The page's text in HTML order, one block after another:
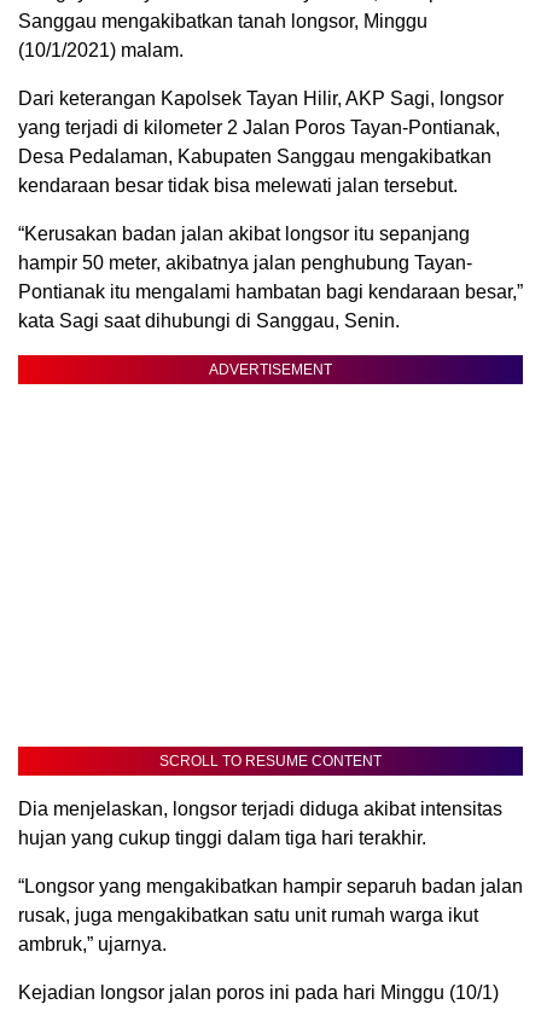
Sanggau mengakibatkan tanah longsor, Minggu
(10/1/2021) malam.
Dari keterangan Kapolsek Tayan Hilir, AKP Sagi, longsor
yang terjadi di kilometer 2 Jalan Poros Tayan-Pontianak,
Desa Pedalaman, Kabupaten Sanggau mengakibatkan
kendaraan besar tidak bisa melewati jalan tersebut.
“Kerusakan badan jalan akibat longsor itu sepanjang
hampir 50 meter, akibatnya jalan penghubung Tayan-
Pontianak itu mengalami hambatan bagi kendaraan besar,”
kata Sagi saat dihubungi di Sanggau, Senin.
ADVERTISEMENT
SCROLL TO RESUME CONTENT
Dia menjelaskan, longsor terjadi diduga akibat intensitas
hujan yang cukup tinggi dalam tiga hari terakhir.
“Longsor yang mengakibatkan hampir separuh badan jalan
rusak, juga mengakibatkan satu unit rumah warga ikut
ambruk,” ujarnya.
Kejadian longsor jalan poros ini pada hari Minggu (10/1)